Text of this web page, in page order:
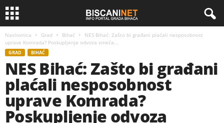
Naslovnica Grad Bihać
NES Bihać: Zašto bi građani plaćali nesposobnost
uprave Komrada? Poskupljenje odvoza smeća...
GRAD BIHAĆ
NES Bihać: Zašto bi građani
plaćali nesposobnost
uprave Komrada?
Poskupljenje odvoza